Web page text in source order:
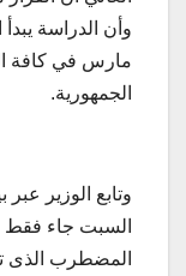
مارس في كافة
الجمهورية.
وتابع الوزير
السبت جاء
المضطرب الذى